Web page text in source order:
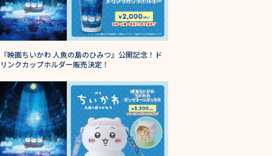
『映画ちいかわ 人魚の島のひみつ』公開記念！ド
リンクカップホルダー販売決定！